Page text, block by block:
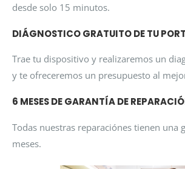
desde solo 15 minutos.
DIÁGNOSTICO GRATUITO DE TU
Trae tu dispositivo y realizaremos un
y te ofreceremos un presupuesto al
6 MESES DE GARANTÍA DE
Todas nuestras reparaciónes tienen una
meses.